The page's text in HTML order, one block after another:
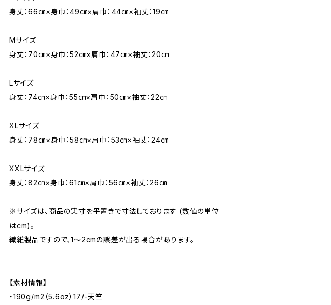
身丈：66㎝×身巾：49㎝×肩巾：44㎝×袖丈：19㎝
Mサイズ
身丈：70㎝×身巾：52㎝×肩巾：47㎝×袖丈：20㎝
Lサイズ
身丈：74㎝×身巾：55㎝×肩巾：50㎝×袖丈：22㎝
XLサイズ
身丈：78㎝×身巾：58㎝×肩巾：53㎝×袖丈：24㎝
XXLサイズ
身丈：82㎝×身巾：61㎝×肩巾：56㎝×袖丈：26㎝
※サイズは、商品の実寸を平置きで寸法しております (数値の単位
はcm)。
繊維製品ですので、1～2cmの誤差が出る場合があります。
【素材情報】
・190g/m2（5.6oz）17/-天竺